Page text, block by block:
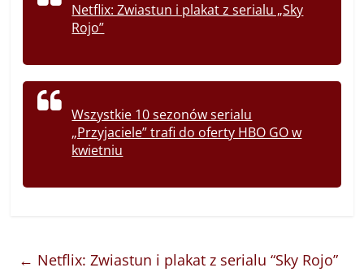
Netflix: Zwiastun i plakat z serialu „Sky
Rojo”
Wszystkie 10 sezonów serialu
„Przyjaciele” trafi do oferty HBO GO w
kwietniu
← Netflix: Zwiastun i plakat z serialu “Sky Rojo”